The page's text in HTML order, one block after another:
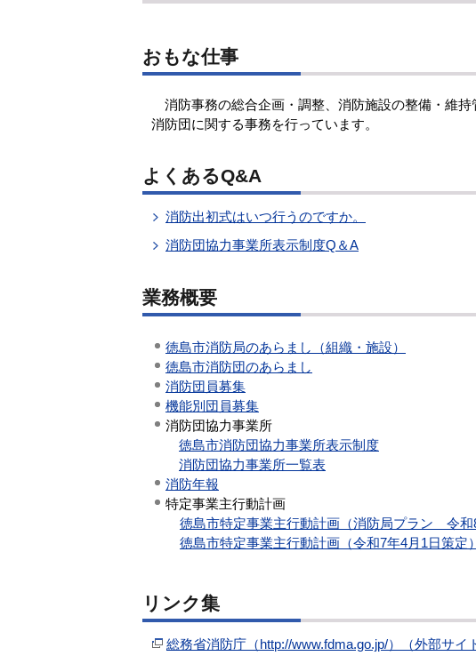
おもな仕事
消防事務の総合企画・調整、消防施設の整備・維
消防団に関する事務を行っています。
よくあるQ&A
消防出初式はいつ行うのですか。
消防団協力事業所表示制度Q＆A
業務概要
徳島市消防局のあらまし（組織・施設）
徳島市消防団のあらまし
消防団員募集
機能別団員募集
消防団協力事業所
徳島市消防団協力事業所表示制度
消防団協力事業所一覧表
消防年報
特定事業主行動計画
徳島市特定事業主行動計画（消防局プラン 令和
徳島市特定事業主行動計画（令和7年4月1日策定）
リンク集
総務省消防庁（http://www.fdma.go.jp/）（外部サイ